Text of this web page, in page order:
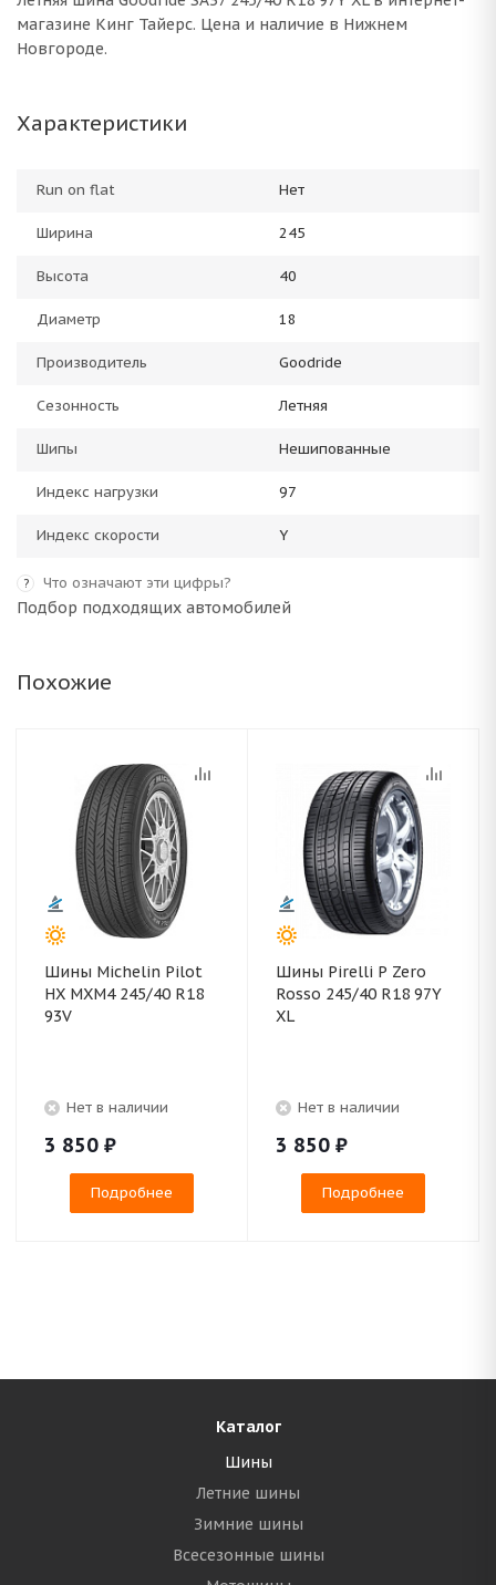
магазине Кинг Тайерс. Цена и наличие в Нижнем
Новгороде.
Характеристики
Run on flat Нет
Ширина 245
Высота 40
Диаметр 18
Производитель Goodride
Сезонность Летняя
Шипы Нешипованные
Индекс нагрузки 97
Индекс скорости Y
? Что означают эти цифры?
Подбор подходящих автомобилей
Похожие
Шины Michelin Pilot
HX MXM4 245/40 R18
93V
Нет в наличии
3 850 ₽
Подробнее
Шины Pirelli P Zero
Rosso 245/40 R18 97Y
XL
Нет в наличии
3 850 ₽
Подробнее
Каталог
Шины
Летние шины
Зимние шины
Всесезонные шины